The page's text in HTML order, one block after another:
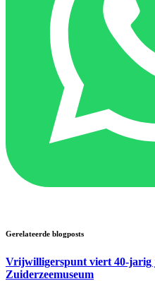
Gerelateerde blogposts
Vrijwilligerspunt viert 40-jarig
Zuiderzeemuseum